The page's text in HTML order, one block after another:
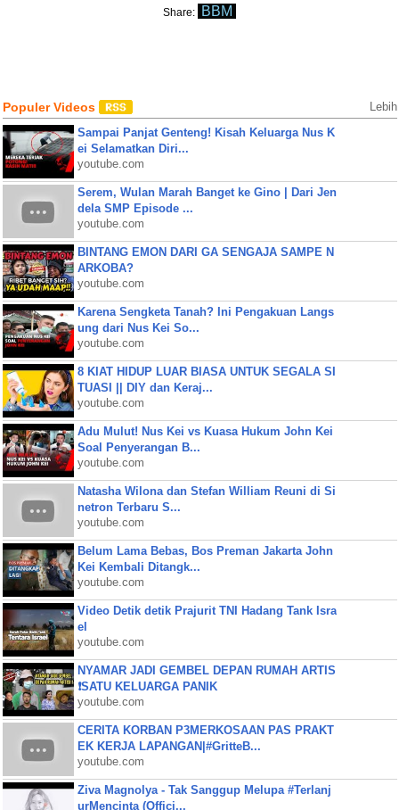
Share: BBM
Populer Videos Lebih
Sampai Panjat Genteng! Kisah Keluarga Nus K
ei Selamatkan Diri...
youtube.com
Serem, Wulan Marah Banget ke Gino | Dari Jen
dela SMP Episode ...
youtube.com
BINTANG EMON DARI GA SENGAJA SAMPE N
ARKOBA?
youtube.com
Karena Sengketa Tanah? Ini Pengakuan Langs
ung dari Nus Kei So...
youtube.com
8 KIAT HIDUP LUAR BIASA UNTUK SEGALA SI
TUASI || DIY dan Keraj...
youtube.com
Adu Mulut! Nus Kei vs Kuasa Hukum John Kei
Soal Penyerangan B...
youtube.com
Natasha Wilona dan Stefan William Reuni di Si
netron Terbaru S...
youtube.com
Belum Lama Bebas, Bos Preman Jakarta John
Kei Kembali Ditangk...
youtube.com
Video Detik detik Prajurit TNI Hadang Tank Isra
el
youtube.com
NYAMAR JADI GEMBEL DEPAN RUMAH ARTIS
❗SATU KELUARGA PANIK
youtube.com
CERITA KORBAN P3MERKOSAAN PAS PRAKT
EK KERJA LAPANGAN|#GritteB...
youtube.com
Ziva Magnolya - Tak Sanggup Melupa #Terlanj
urMencinta (Offici...